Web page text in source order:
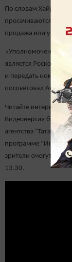
По словам
просачиваются из
продажа или утечка
«Уполномоченным
является
и передать номер, с
посоветовал Айрат
Читайте интервью
Видеоверсия будет
агентства "Татар-
программе
зрители смогут
13.30.